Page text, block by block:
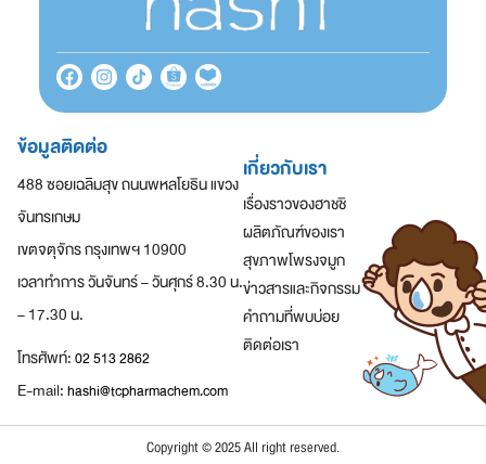
ข้อมูลติดต่อ
488 ซอยเฉลิมสุข ถนนพหลโยธิน แขวง
จันทรเกษม
เขตจตุจักร กรุงเทพฯ 10900
เวลาทำการ วันจันทร์ – วันศุกร์ 8.30 น.
– 17.30 น.
โทรศัพท์:02 513 2862
E-mail:hashi@tcpharmachem.com
เกี่ยวกับเรา
เรื่องราวของฮาชชิ
ผลิตภัณฑ์ของเรา
สุขภาพโพรงจมูก
ข่าวสารและกิจกรรม
คำถามที่พบบ่อย
ติดต่อเรา
Copyright © 2025 All right reserved.